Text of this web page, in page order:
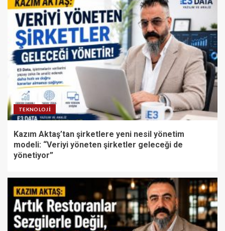
TEKNOLOJI
Kazım Aktaş’tan şirketlere yeni nesil yönetim
modeli: “Veriyi yöneten şirketler geleceği de
yönetiyor”